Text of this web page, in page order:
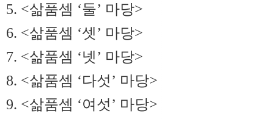
5. <삶품셈 ‘둘’ 마당>
6. <삶품셈 ‘셋’ 마당>
7. <삶품셈 ‘넷’ 마당>
8. <삶품셈 ‘다섯’ 마당>
9. <삶품셈 ‘여섯’ 마당>